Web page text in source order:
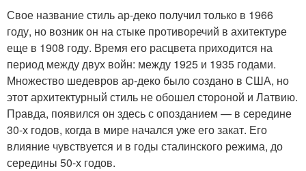
Свое название стиль ар-деко получил только в 1966
году, но возник он на стыке противоречий в ахитектуре
еще в 1908 году. Время его расцвета приходится на
период между двух войн: между 1925 и 1935 годами.
Множество шедевров ар-деко было создано в США, но
этот архитектурный стиль не обошел стороной и Латвию.
Правда, появился он здесь с опозданием — в середине
30-х годов, когда в мире начался уже его закат. Его
влияние чувствуется и в годы сталинского режима, до
середины 50-х годов.